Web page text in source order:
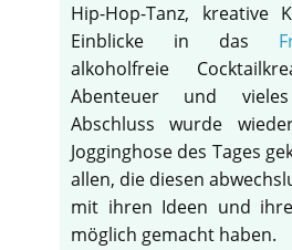
Hip-Hop-Tanz, kreative
Einblicke in das
alkoholfreie
Abenteuer und
Abschluss wurde
Jogginghose des Tages
allen, die diesen
mit ihren Ideen und
möglich gemacht haben.